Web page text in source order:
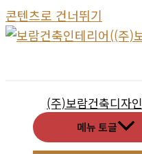
콘텐츠로 건너뛰기
(주)보람건축디자인
메뉴 토글